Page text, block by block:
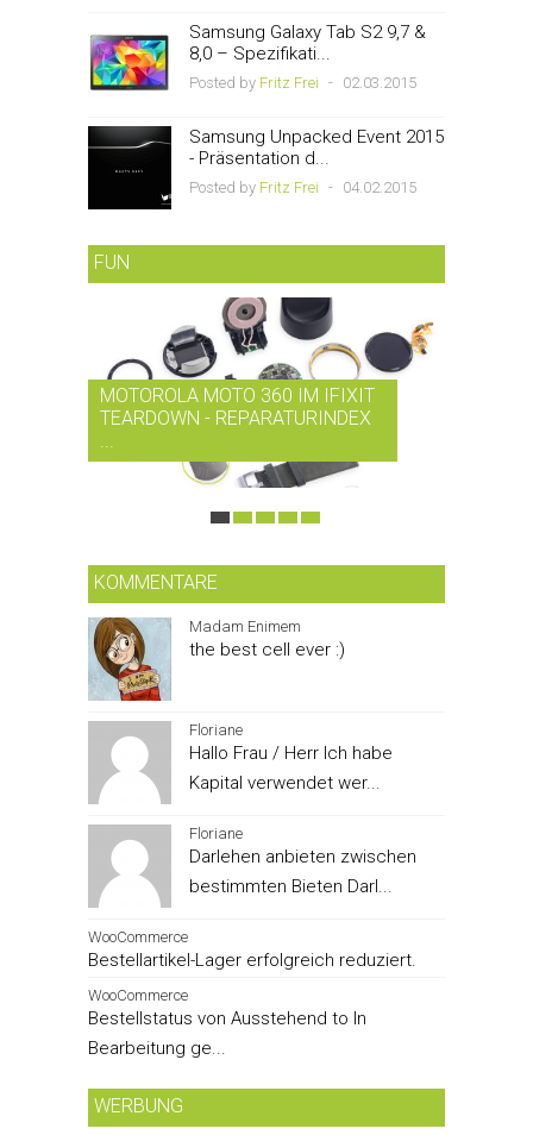
Samsung Galaxy Tab S2 9,7 &
8,0 – Spezifikati...
Posted by Fritz Frei - 02.03.2015
Samsung Unpacked Event 2015
- Präsentation d...
Posted by Fritz Frei - 04.02.2015
FUN
MOTOROLA MOTO 360 IM IFIXIT
TEARDOWN - REPARATURINDEX
KOMMENTARE
Madam Enimem
the best cell ever :)
Floriane
Hallo Frau / Herr Ich habe
Kapital verwendet wer...
Floriane
Darlehen anbieten zwischen
bestimmten Bieten Darl...
WooCommerce
Bestellartikel-Lager erfolgreich reduziert.
WooCommerce
Bestellstatus von Ausstehend to In
Bearbeitung ge...
WERBUNG